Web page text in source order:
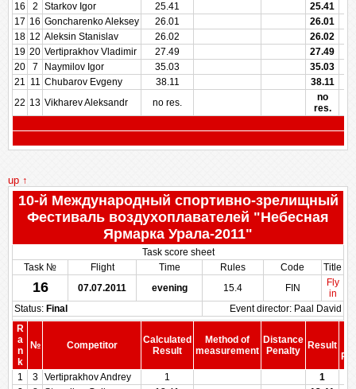
16
2 Starkov Igor 25.41
25.41
17 16 Goncharenko Aleksey 26.01
26.01
18 12 Aleksin Stanislav 26.02
26.02
19 20 Vertiprakhov Vladimir 27.49
27.49
20
7 Naymilov Igor 35.03
35.03
21 11 Chubarov Evgeny 38.11
38.11
22 13 Vikharev Aleksandr no res.
no
res.
up ↑
10-й Международный спортивно-зрелищный
Фестиваль воздухоплавателей "Небесная
Ярмарка Урала-2011"
Task score sheet
Task №
Flight Time Rules Code Title
16 07.07.2011 evening 15.4 FIN
Fly
in
Status: Final
Event director: Paal David
R
a
n
k
№ Competitor
Calculated
Result
Method of
measurement
Distance
Penalty
Result
1
3 Vertiprakhov Andrey 1
1